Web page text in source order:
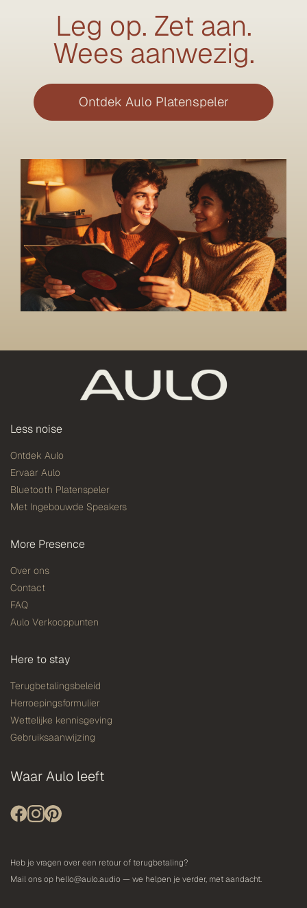
Leg op. Zet aan.
Wees aanwezig.
Ontdek Aulo Platenspeler
Less noise
Ontdek Aulo
Ervaar Aulo
Bluetooth Platenspeler
Met Ingebouwde Speakers
More Presence
Over ons
Contact
FAQ
Aulo Verkooppunten
Here to stay
Terugbetalingsbeleid
Herroepingsformulier
Wettelijke kennisgeving
Gebruiksaanwijzing
Waar Aulo leeft
Heb je vragen over een retour of terugbetaling?
Mail ons op hello@aulo.audio — we helpen je verder, met aandacht.